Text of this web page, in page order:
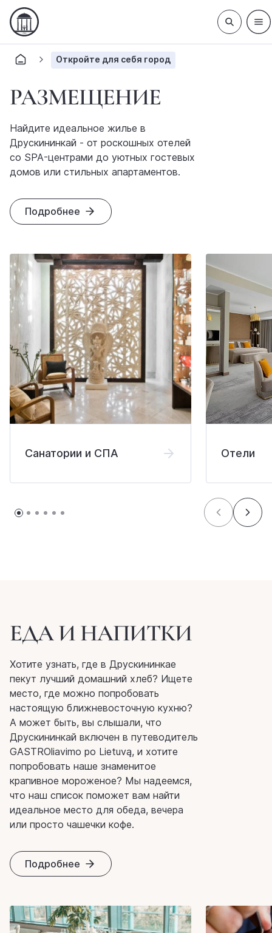
Откройте для себя город
РАЗМЕЩЕНИЕ
Найдите идеальное жилье в
Друскининкай - от роскошных отелей
со SPA-центрами до уютных гостевых
домов или стильных апартаментов.
Подробнее
Санатории и СПА Отели
ЕДА И НАПИТКИ
Хотите узнать, где в Друскининкае
пекут лучший домашний хлеб? Ищете
место, где можно попробовать
настоящую ближневосточную кухню?
А может быть, вы слышали, что
Друскининкай включен в путеводитель
GASTROliavimo po Lietuvą, и хотите
попробовать наше знаменитое
крапивное мороженое? Мы надеемся,
что наш список поможет вам найти
идеальное место для обеда, вечера
или просто чашечки кофе.
Подробнее